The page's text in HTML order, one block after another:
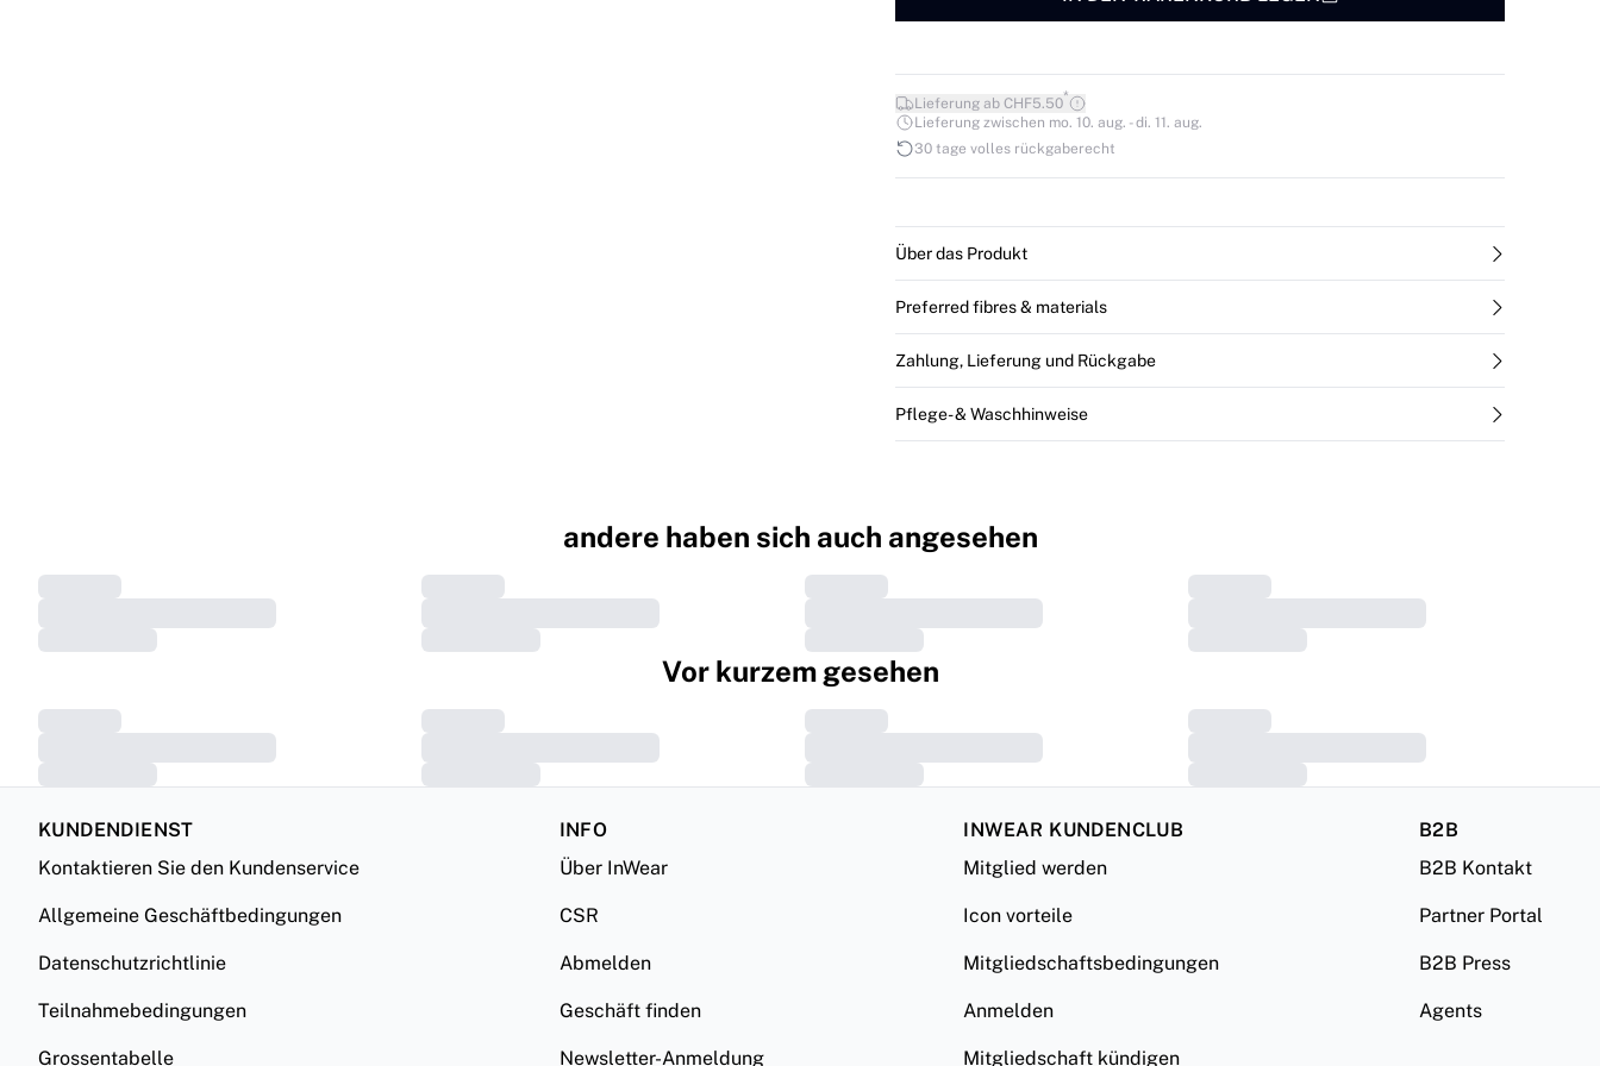
Lieferung ab CHF5.50*
Lieferung zwischen mo. 10. aug. - di. 11. aug.
30 tage volles rückgaberecht
Über das Produkt
Preferred fibres & materials
Zahlung, Lieferung und Rückgabe
Pflege- & Waschhinweise
andere haben sich auch angesehen
Vor kurzem gesehen
KUNDENDIENST
Kontaktieren Sie den Kundenservice
Allgemeine Geschäftbedingungen
Datenschutzrichtlinie
Teilnahmebedingungen
Grossentabelle
INFO
Über InWear
CSR
Abmelden
Geschäft finden
Newsletter-Anmeldung
INWEAR KUNDENCLUB
Mitglied werden
Icon vorteile
Mitgliedschaftsbedingungen
Anmelden
Mitgliedschaft kündigen
B2B
B2B Kontakt
Partner Portal
B2B Press
Agents